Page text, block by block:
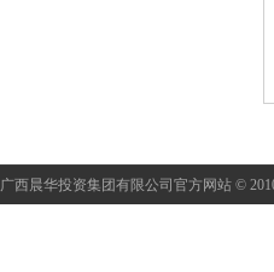
广西晨华投资集团有限公司官方网站 ©